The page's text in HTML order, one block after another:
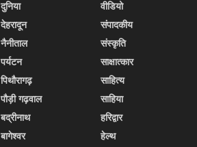
दुनिया
देहरादून
नैनीताल
पर्यटन
पिथौरागढ़
पौड़ी गढ़वाल
बद्रीनाथ
बागेश्वर
वीडियो
संपादकीय
संस्कृति
साक्षात्कार
साहित्य
साहिया
हरिद्वार
हेल्थ